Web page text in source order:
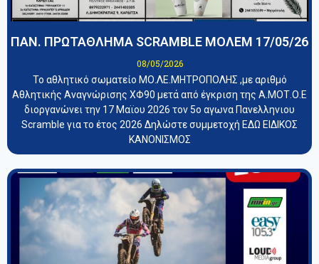
ΠΑΝ. ΠΡΩΤΑΘΛΗΜΑ SCRAMBLE ΜΟΛΕΜ 17/05/26
08/05/2026
Το αθλητικό σωματείο ΜΟ.ΛΕ.ΜΗΤΡΟΠΟΛΗΣ ,με αριθμό
Αθλητικής Αναγνώρισης ΧΦ90 μετά από έγκριση της Α.ΜΟΤ.Ο.Ε
διοργανώνει την 17 Μαϊου 2026 τον 5ο αγωνα Πανελληνιου
Scramble για το έτος 2026 Δηλώστε συμμετοχή ΕΔΩ ΕΙΔΙΚΟΣ
ΚΑΝΟΝΙΣΜΟΣ